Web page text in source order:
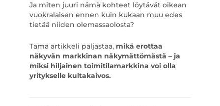
Ja miten juuri nämä kohteet löytävät oikean
vuokralaisen ennen kuin kukaan muu edes
tietää niiden olemassaolosta?
Tämä artikkeli paljastaa, mikä erottaa
näkyvän markkinan näkymättömästä – ja
miksi hiljainen toimitilamarkkina voi olla
yritykselle kultakaivos.